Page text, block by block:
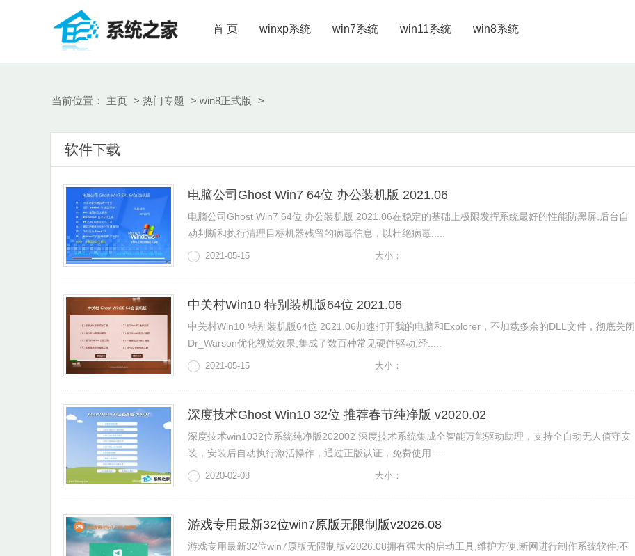
首 页 winxp系统 win7系统 win11系统 win8系统
当前位置： 主页 > 热门专题 > win8正式版 >
软件下载
电脑公司Ghost Win7 64位 办公装机版 2021.06
电脑公司Ghost Win7 64位 办公装机版 2021.06在稳定的基础上极限发挥系统最好的性能防黑屏,后台自
动判断和执行清理目标机器残留的病毒信息，以杜绝病毒.....
2021-05-15 大小：
中关村Win10 特别装机版64位 2021.06
中关村Win10 特别装机版64位 2021.06加速打开我的电脑和Explorer，不加载多余的DLL文件，彻底关闭
Dr_Warson优化视觉效果,集成了数百种常见硬件驱动,经.....
2021-05-15 大小：
深度技术Ghost Win10 32位 推荐春节纯净版 v2020.02
深度技术win1032位系统纯净版202002 深度技术系统集成全智能万能驱动助理，支持全自动无人值守安
装，安装后自动执行激活操作，通过正版认证，免费使用.....
2020-02-08 大小：
游戏专用最新32位win7原版无限制版v2026.08
游戏专用最新32位win7原版无限制版v2026.08拥有强大的启动工具,维护方便,断网进行制作系统软件,不